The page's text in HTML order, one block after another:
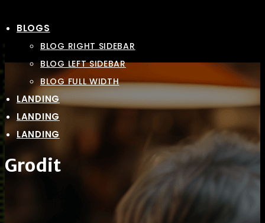
BLOGS
BLOG RIGHT SIDEBAR
BLOG LEFT SIDEBAR
BLOG FULL WIDTH
LANDING
LANDING
LANDING
Grodit